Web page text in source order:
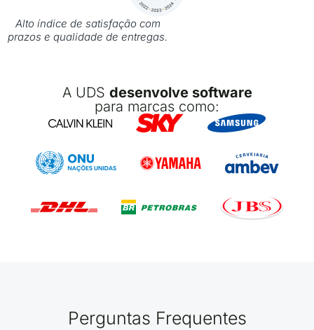
Alto índice de satisfação com
prazos e qualidade de entregas.
A UDS desenvolve software
para marcas como:
Perguntas Frequentes